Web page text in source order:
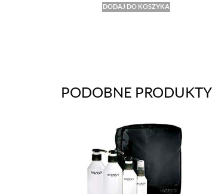
DODAJ DO KOSZYKA
PODOBNE PRODUKTY